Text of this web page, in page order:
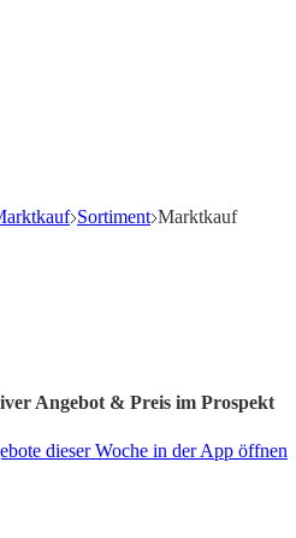
Sortiment Marktkauf
Angebot & Preis im Prospekt
dieser Woche in der App öffnen